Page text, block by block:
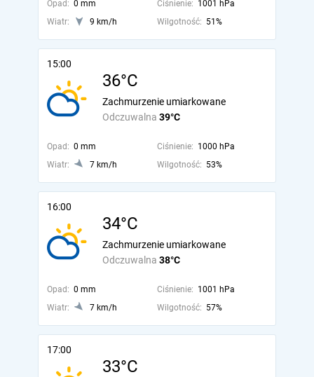
Opad: 0 mm Ciśnienie: 1001 hPa
Wiatr:
9 km/h Wilgotność: 51%
15:00
36°C
Odczuwalna 39°C
Zachmurzenie umiarkowane
Opad: 0 mm Ciśnienie: 1000 hPa
Wiatr:
7 km/h Wilgotność: 53%
16:00
34°C
Odczuwalna 38°C
Zachmurzenie umiarkowane
Opad: 0 mm Ciśnienie: 1001 hPa
Wiatr:
7 km/h Wilgotność: 57%
17:00
33°C